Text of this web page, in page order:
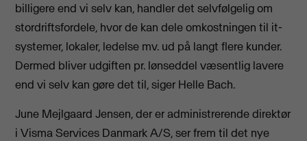
billigere end vi selv kan, handler det selvfølgelig om
stordriftsfordele, hvor de kan dele omkostningen til it-
systemer, lokaler, ledelse mv. ud på langt flere kunder.
Dermed bliver udgiften pr. lønseddel væsentlig lavere
end vi selv kan gøre det til, siger Helle Bach.
June Mejlgaard Jensen, der er administrerende direktør
i Visma Services Danmark A/S, ser frem til det nye